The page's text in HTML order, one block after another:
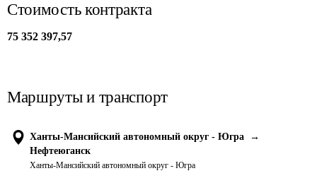
Стоимость контракта
75 352 397,57
Маршруты и транспорт
Ханты-Мансийский автономный округ - Югра
→
Нефтеюганск
Ханты-Мансийский автономный округ - Югра